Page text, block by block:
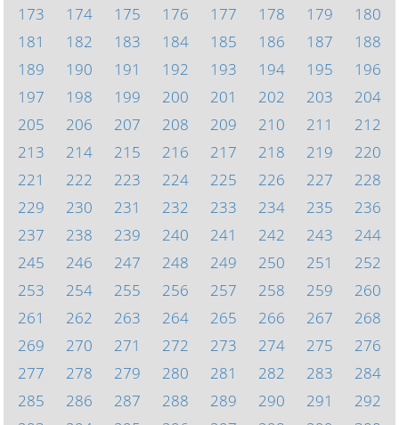
173
174 175 176 177 178 179
180
181
182 183 184 185 186 187
188
189
190 191 192 193 194 195
196
197
198 199 200 201 202 203
204
205
206 207 208 209 210 211
212
213
214 215 216 217 218 219
220
221
222 223 224 225 226 227
228
229
230 231 232 233 234 235
236
237
238 239 240 241 242 243
244
245
246 247 248 249 250 251
252
253
254 255 256 257 258 259
260
261
262 263 264 265 266 267
268
269
270 271 272 273 274 275
276
277
278 279 280 281 282 283
284
285
286 287 288 289 290 291
292